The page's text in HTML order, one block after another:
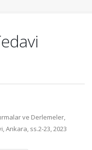
ve Derlemeler,
Ankara, ss.2-23, 2023